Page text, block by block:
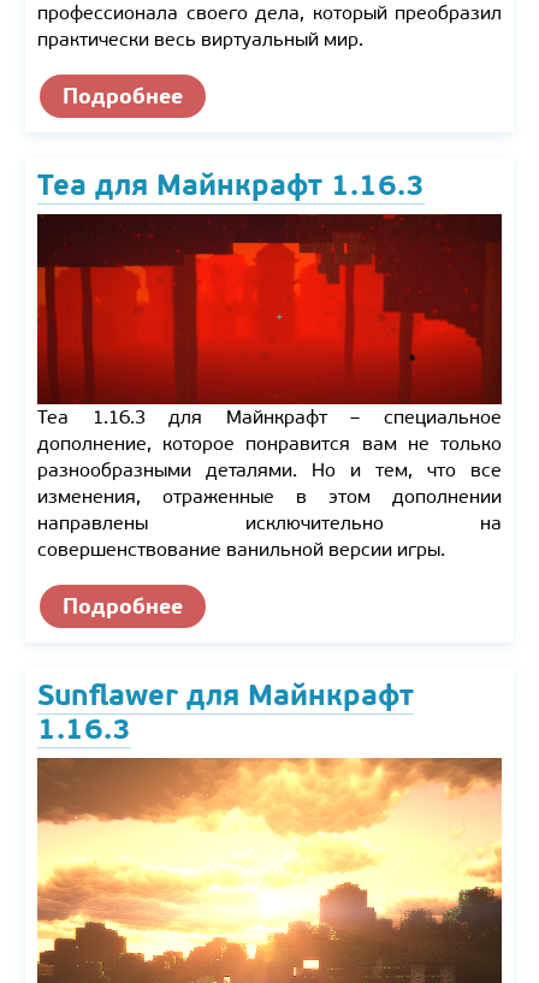
профессионала своего дела, который преобразил
практически весь виртуальный мир.
Подробнее
Tea для Майнкрафт 1.16.3
Tea 1.16.3 для Майнкрафт – специальное
дополнение, которое понравится вам не только
разнообразными деталями. Но и тем, что все
изменения, отраженные в этом дополнении
направлены исключительно на
совершенствование ванильной версии игры.
Подробнее
Sunflawer для Майнкрафт
1.16.3